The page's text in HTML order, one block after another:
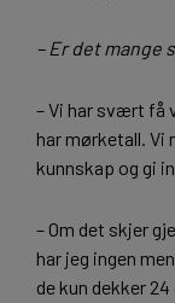
– Er det mange
– Vi har svært få
har mørketall. Vi
kunnskap og gi
– Om det skjer
har jeg ingen
de kun dekker